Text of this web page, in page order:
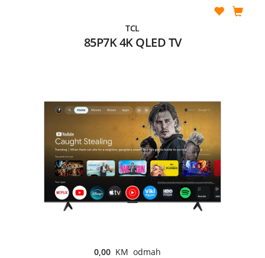
TCL
85P7K 4K QLED TV
0,00 KM odmah